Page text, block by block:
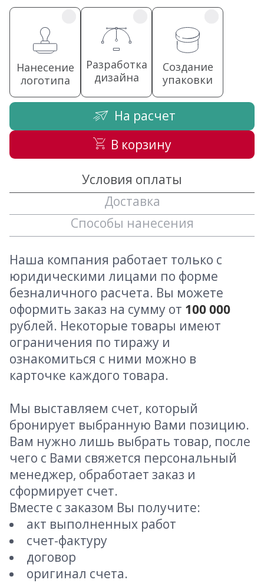
Нанесение
логотипа
Разработка
дизайна
Создание
упаковки
На расчет
В корзину
Условия оплаты
Доставка
Способы нанесения
Наша компания работает только с
юридическими лицами по форме
безналичного расчета. Вы можете
оформить заказ на сумму от 100 000
рублей. Некоторые товары имеют
ограничения по тиражу и
ознакомиться с ними можно в
карточке каждого товара.
Мы выставляем счет, который
бронирует выбранную Вами позицию.
Вам нужно лишь выбрать товар, после
чего с Вами свяжется персональный
менеджер, обработает заказ и
сформирует счет.
Вместе с заказом Вы получите:
акт выполненных работ
счет-фактуру
договор
оригинал счета.